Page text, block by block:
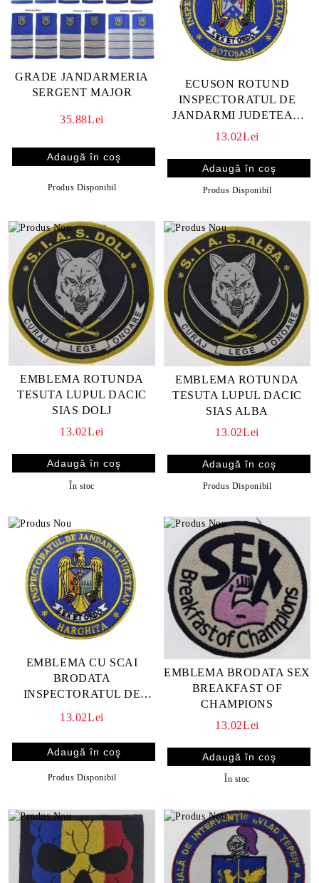
GRADE JANDARMERIA
SERGENT MAJOR
35.88Lei
Produs Disponibil
ECUSON ROTUND
INSPECTORATUL DE
JANDARMI JUDETEAN
BOTOSANI
13.02Lei
Produs Disponibil
EMBLEMA ROTUNDA
TESUTA LUPUL DACIC
SIAS DOLJ
13.02Lei
În stoc
EMBLEMA ROTUNDA
TESUTA LUPUL DACIC
SIAS ALBA
13.02Lei
Produs Disponibil
EMBLEMA CU SCAI
BRODATA
INSPECTORATUL DE
HARGHITA
13.02Lei
Produs Disponibil
EMBLEMA BRODATA SEX
BREAKFAST OF
CHAMPIONS
13.02Lei
În stoc